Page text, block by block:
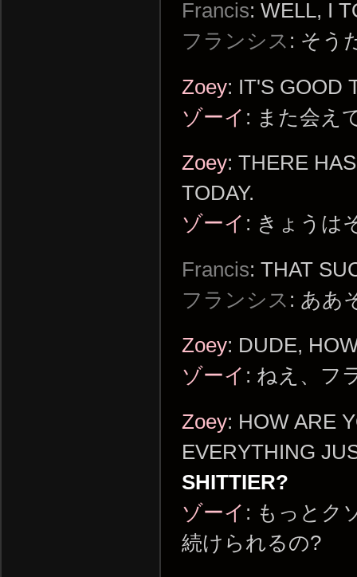
Francis: WELL, I
フランシス : そう
Zoey: IT'S GOOD
ゾーイ : また会え
Zoey: THERE
TODAY.
ゾーイ : きょうは
Francis: THAT
フランシス : ああ
Zoey: DUDE,
ゾーイ : ねえ、フ
Zoey: HOW ARE
EVERYTHING
SHITTIER?
ゾーイ : もっとク
続けられるの?